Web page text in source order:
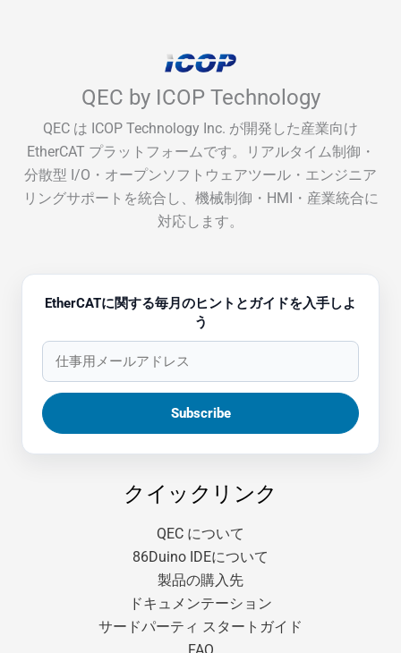
QEC by ICOP Technology
QEC は ICOP Technology Inc. が開発した産業向け
EtherCAT プラットフォームです。リアルタイム制御・
分散型 I/O・オープンソフトウェアツール・エンジニア
リングサポートを統合し、機械制御・HMI・産業統合に
対応します。
EtherCATに関する毎月のヒントとガイドを入手しよ
う
クイックリンク
QEC について
86Duino IDEについて
製品の購入先
ドキュメンテーション
サードパーティ スタートガイド
FAQ